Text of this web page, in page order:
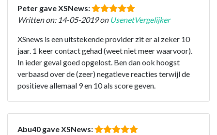
Peter gave XSNews:
Written on: 14-05-2019 on UsenetVergelijker
XSnews is een uitstekende provider zit er al zeker 10
jaar. 1 keer contact gehad (weet niet meer waarvoor).
In ieder geval goed opgelost. Ben dan ook hoogst
verbaasd over de (zeer) negatieve reacties terwijl de
positieve allemaal 9 en 10 als score geven.
Abu40 gave XSNews: